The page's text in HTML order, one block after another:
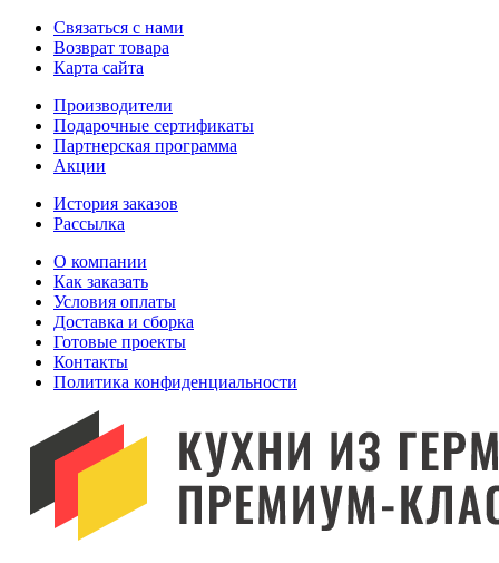
Связаться с нами
Возврат товара
Карта сайта
Производители
Подарочные сертификаты
Партнерская программа
Акции
История заказов
Рассылка
O компании
Как заказать
Условия оплаты
Доставка и сборка
Готовые проекты
Контакты
Политика конфиденциальности